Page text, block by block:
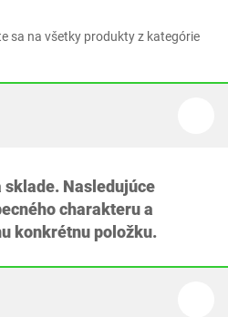
sa na všetky produkty z kategórie
sklade. Nasledujúce
charakteru a
konkrétnu položku.